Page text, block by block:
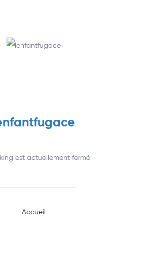
est actuellement fermé
Accueil